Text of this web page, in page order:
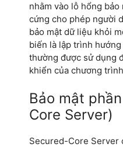
nhằm vào lỗ hổng
cứng cho phép người
bảo mật dữ liệu khỏi
biến là lập trình
thường được sử dụng
khiển của chương
Bảo mật
Core Server)
Secured-Core Server